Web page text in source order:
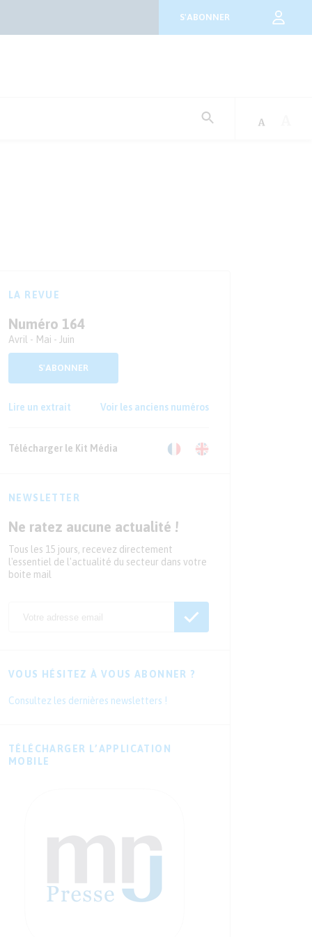
S'ABONNER
LA REVUE
Numéro 164
Avril - Mai - Juin
S'ABONNER
Lire un extrait Voir les anciens numéros
Télécharger le Kit Média
NEWSLETTER
Ne ratez aucune actualité !
Tous les 15 jours, recevez directement
l'essentiel de l'actualité du secteur dans votre
boite mail
VOUS HÉSITEZ À VOUS ABONNER ?
Consultez les dernières newsletters !
TÉLÉCHARGER L’APPLICATION
MOBILE